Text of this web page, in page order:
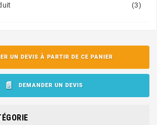
(3)
UN DEVIS À PARTIR DE CE PANIER
DEMANDER UN DEVIS